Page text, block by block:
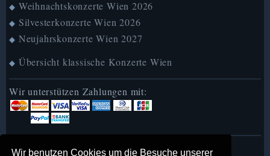
Wir benutzen Cookies um die Besuche unserer
◆ Weihnachtskonzerte Wien 2026
◆ Silvesterkonzerte Wien 2026
◆ Neujahrskonzerte Wien 2027
◆ Übersicht klassische Konzerte Wien
Wir unterstützen Zahlungen mit:
► MusicofVienna in English